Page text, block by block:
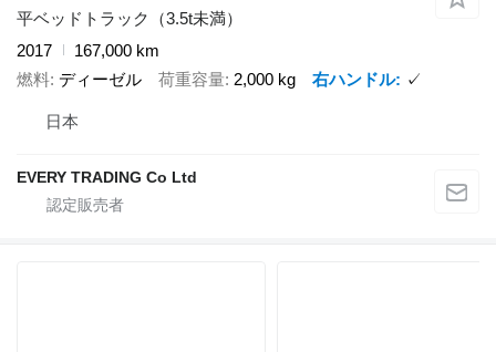
平ベッドトラック（3.5t未満）
2017
167,000 km
燃料 ディーゼル 荷重容量 2,000 kg 右ハンドル ✓
日本
EVERY TRADING Co Ltd